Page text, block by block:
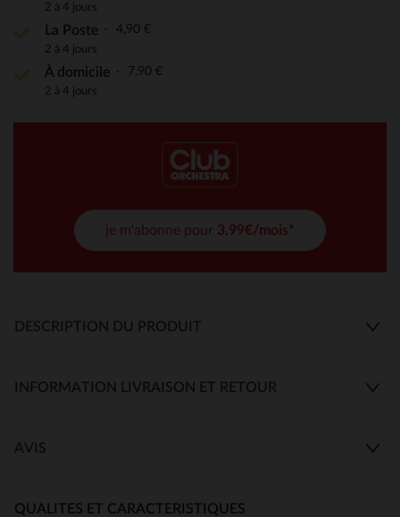
2 à 4 jours
La Poste 4,90 €
2 à 4 jours
À domicile 7,90 €
2 à 4 jours
je m'abonne pour 3,99€/mois*
DESCRIPTION DU PRODUIT
INFORMATION LIVRAISON ET RETOUR
AVIS
QUALITES ET CARACTERISTIQUES